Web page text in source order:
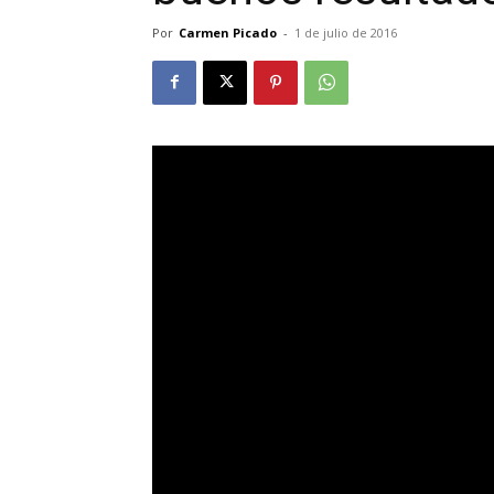
Por Carmen Picado - 1 de julio de 2016